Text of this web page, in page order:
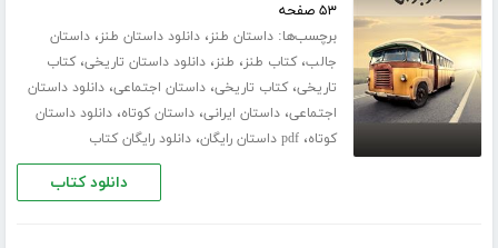
۵۳ صفحه
برچسب‌ها:داستان طنز،دانلود داستان طنز،داستان
جالب،کتاب طنز، طنز،دانلود داستان تاریخی،کتاب
تاریخی،کتاب تاریخی،داستان اجتماعی،دانلود داستان
اجتماعی،داستان ایرانی،داستان کوتاه،دانلود داستان
کوتاه،pdf داستان رایگان ،دانلود رایگان کتاب
دانلود کتاب